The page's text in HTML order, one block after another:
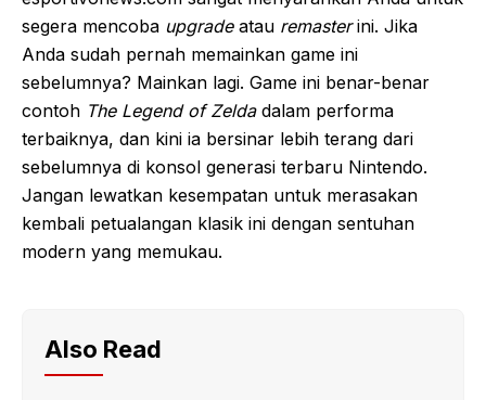
segera mencoba upgradeatau remasterini. Jika
Anda sudah pernah memainkan game ini
sebelumnya? Mainkan lagi. Game ini benar-benar
contoh The Legend of Zeldadalam performa
terbaiknya, dan kini ia bersinar lebih terang dari
sebelumnya di konsol generasi terbaru Nintendo.
Jangan lewatkan kesempatan untuk merasakan
kembali petualangan klasik ini dengan sentuhan
modern yang memukau.
Also Read